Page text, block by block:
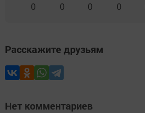
0 0 0 0
Расскажите друзьям
Нет комментариев